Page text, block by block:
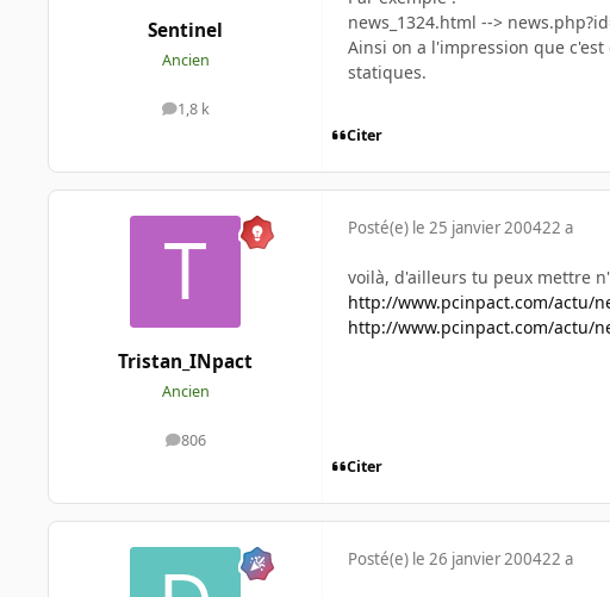
Sentinel
Ancien
1,8 k
messages
news_1324.html -->
Ainsi on a l'impression que
statiques.
Citer
Tristan_INpact
Ancien
806
messages
Posté(e) le 25 janvier 200422 a
voilà, d'ailleurs tu peux mettre
http://www.pcinpact.com/actu/
http://www.pcinpact.com/actu/
Citer
Posté(e) le 26 janvier 200422 a